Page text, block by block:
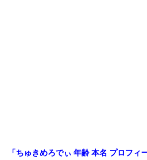
「ちゅきめろでぃ 年齢 本名 プロフィ